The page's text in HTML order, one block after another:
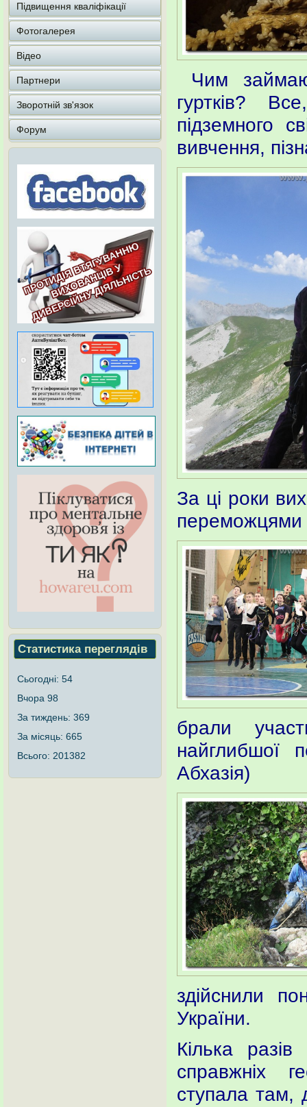
Підвищення кваліфікації
Фотогалерея
Відео
Партнери
Зворотній зв'язок
Форум
Статистика переглядів
Сьогодні: 54
Вчора 98
За тиждень: 369
За місяць: 665
Всього: 201382
Чим
гуртків?
підземного
вивчення,
За ці роки
переможцями
брали
найглибшої
Абхазія)
здійснили
України.
Кілька
справжніх
ступала там,